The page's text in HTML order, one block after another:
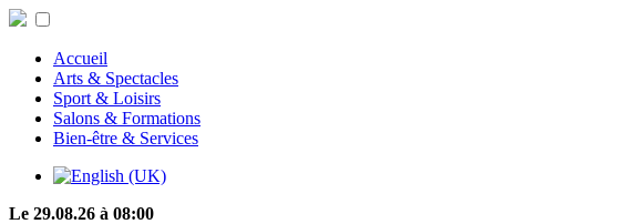
Accueil
Arts & Spectacles
Sport & Loisirs
Salons & Formations
Bien-être & Services
Le 29.08.26 à 08:00